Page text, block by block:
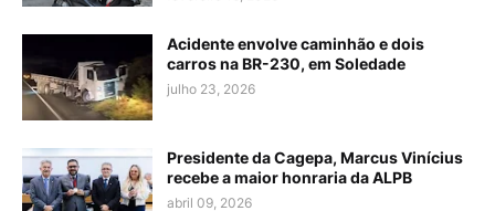
Acidente envolve caminhão e dois
carros na BR-230, em Soledade
julho 23, 2026
Presidente da Cagepa, Marcus Vinícius
recebe a maior honraria da ALPB
abril 09, 2026